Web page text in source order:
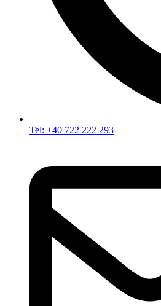
Tel: +40 722 222 293